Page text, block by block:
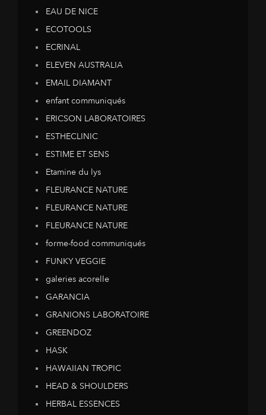
EAU DE NICE
ECOTOOLS
ECRINAL
ELEVEN AUSTRALIA
EMAIL DIAMANT
enfant communiqués
ERICSON LABORATOIRES
ESTHECLINIC
ESTIME ET SENS
Etamine du lys
FLEURANCE NATURE
FLEURANCE NATURE
FLEURANCE NATURE
forme-food communiqués
FUNKY VEGGIE
galeries acorelle
GARANCIA
GRANIONS LABORATOIRE
GREENDOZ
HASK
HAWAIIAN TROPIC
HEAD & SHOULDERS
HERBAL ESSENCES